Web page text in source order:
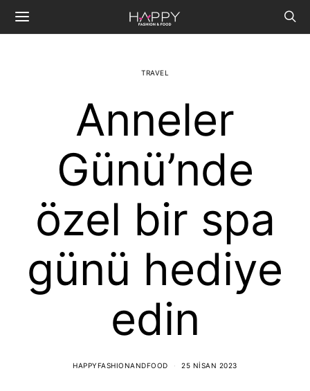
TRAVEL
Anneler
Günü’nde
özel bir spa
günü hediye
edin
HAPPYFASHIONANDFOOD 25 NISAN 2023